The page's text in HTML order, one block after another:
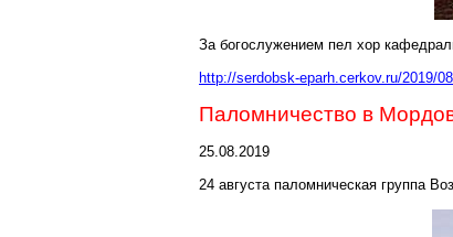
За богослужением пел хор
http://serdobsk-eparh.cerkov.ru/2019/
Паломничество в
25.08.2019
24 августа паломническая группа